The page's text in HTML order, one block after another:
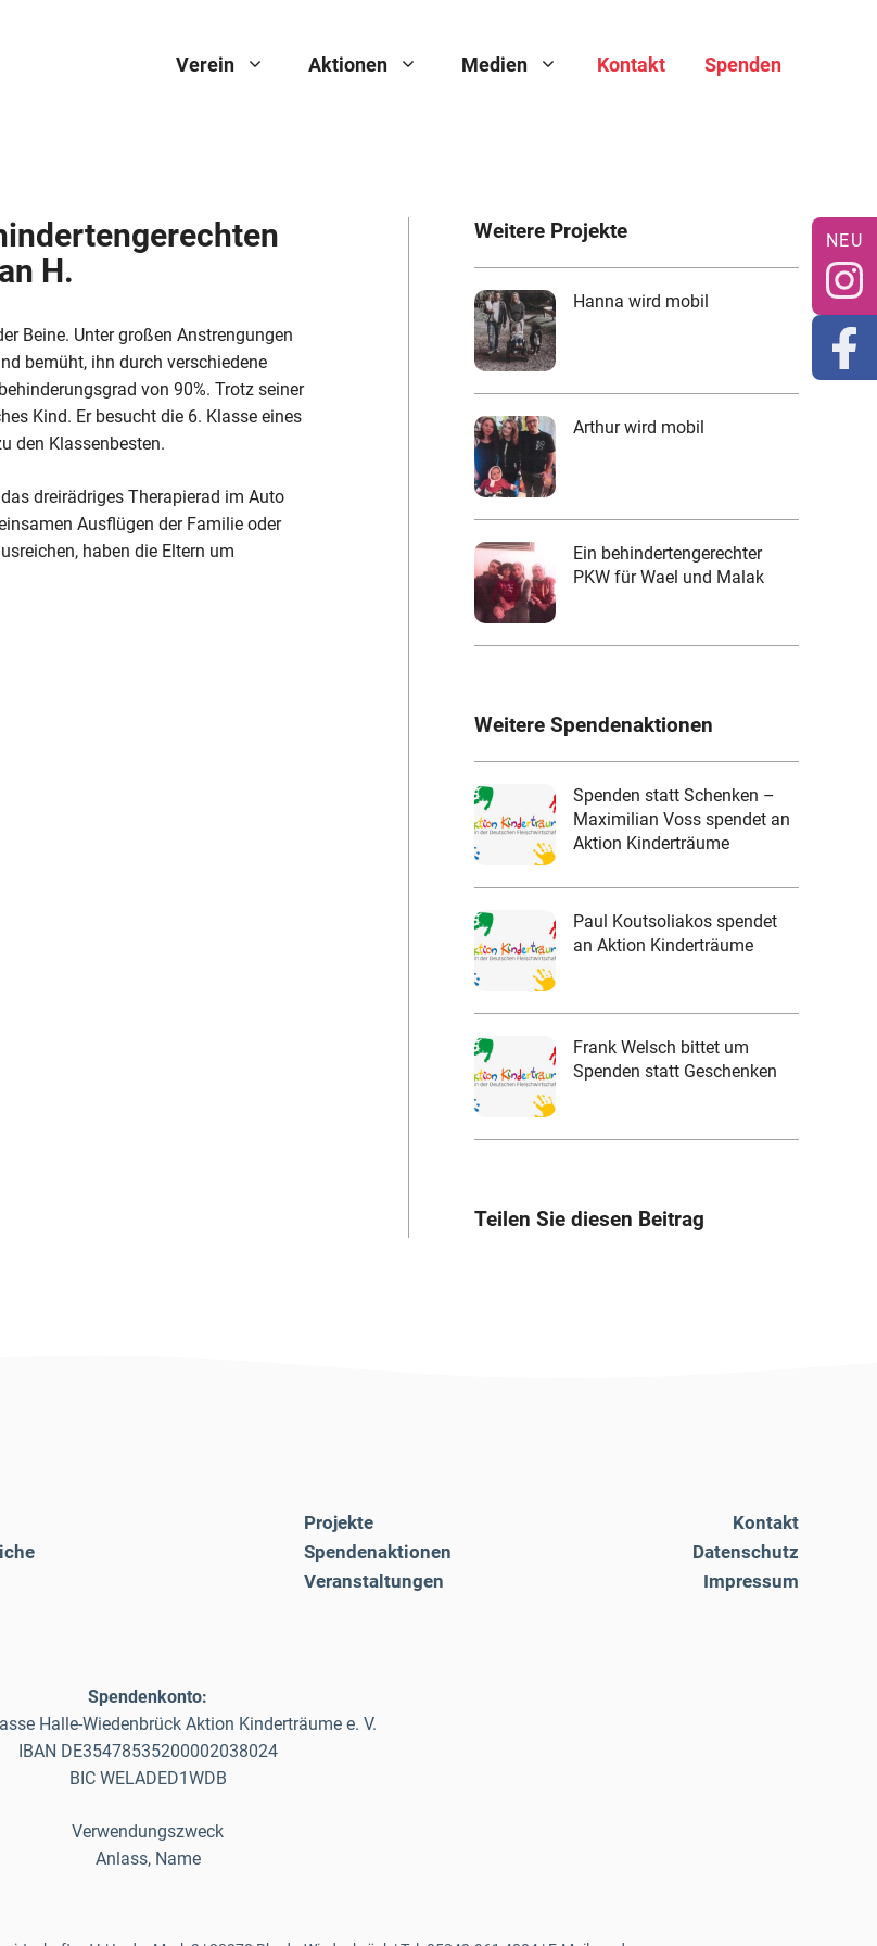
Verein Aktionen Medien Kontakt Spenden
H.
Beine. Unter großen Anstrengungen
bemüht, ihn durch verschiedene
von 90%. Trotz seiner
Kind. Er besucht die 6. Klasse eines
den Klassenbesten.
dreirädriges Therapierad im Auto
Ausflügen der Familie oder
haben die Eltern um
Weitere Projekte
Hanna wird mobil
Arthur wird mobil
Ein behindertengerechter
PKW für Wael und Malak
Weitere Spendenaktionen
Spenden statt Schenken –
Maximilian Voss spendet an
Aktion Kinderträume
Paul Koutsoliakos spendet
an Aktion Kinderträume
Frank Welsch bittet um
Spenden statt Geschenken
Teilen Sie diesen Beitrag
Projekte
Spendenaktionen
Veranstaltungen
Kontakt
Datenschutz
Impressum
Spendenkonto:
Halle-Wiedenbrück Aktion Kinderträume e. V.
IBAN DE35478535200002038024
BIC WELADED1WDB
Verwendungszweck
Anlass, Name